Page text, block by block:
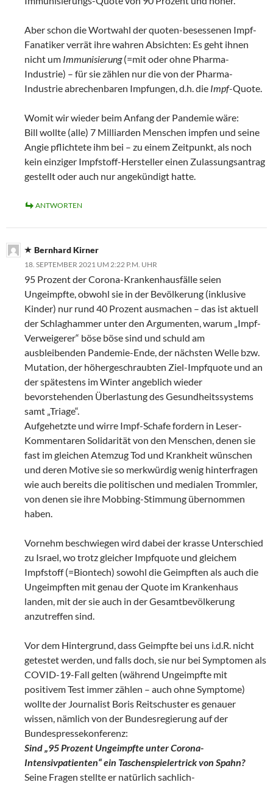
Aber schon die Wortwahl der quoten-besessenen Impf-
Fanatiker verrät ihre wahren Absichten: Es geht ihnen
nicht um Immunisierung(=mit oder ohne Pharma-
Industrie) – für sie zählen nur die von der Pharma-
Industrie abrechenbaren Impfungen, d.h. die Impf-Quote.
Womit wir wieder beim Anfang der Pandemie wäre:
Bill wollte (alle) 7 Milliarden Menschen impfen und seine
Angie pflichtete ihm bei – zu einem Zeitpunkt, als noch
kein einziger Impfstoff-Hersteller einen Zulassungsantrag
gestellt oder auch nur angekündigt hatte.
ANTWORTEN
Bernhard Kirner
18. SEPTEMBER 2021 UM 2:22 P.M. UHR
95 Prozent der Corona-Krankenhausfälle seien
Ungeimpfte, obwohl sie in der Bevölkerung (inklusive
Kinder) nur rund 40 Prozent ausmachen – das ist aktuell
der Schlaghammer unter den Argumenten, warum „Impf-
Verweigerer“ böse böse sind und schuld am
ausbleibenden Pandemie-Ende, der nächsten Welle bzw.
Mutation, der höhergeschraubten Ziel-Impfquote und an
der spätestens im Winter angeblich wieder
bevorstehenden Überlastung des Gesundheitssystems
samt „Triage“.
Aufgehetzte und wirre Impf-Schafe fordern in Leser-
Kommentaren Solidarität von den Menschen, denen sie
fast im gleichen Atemzug Tod und Krankheit wünschen
und deren Motive sie so merkwürdig wenig hinterfragen
wie auch bereits die politischen und medialen Trommler,
von denen sie ihre Mobbing-Stimmung übernommen
haben.
Vornehm beschwiegen wird dabei der krasse Unterschied
zu Israel, wo trotz gleicher Impfquote und gleichem
Impfstoff (=Biontech) sowohl die Geimpften als auch die
Ungeimpften mit genau der Quote im Krankenhaus
landen, mit der sie auch in der Gesamtbevölkerung
anzutreffen sind.
Vor dem Hintergrund, dass Geimpfte bei uns i.d.R. nicht
getestet werden, und falls doch, sie nur bei Symptomen als
COVID-19-Fall gelten (während Ungeimpfte mit
positivem Test immer zählen – auch ohne Symptome)
wollte der Journalist Boris Reitschuster es genauer
wissen, nämlich von der Bundesregierung auf der
Bundespressekonferenz:
Sind „95 Prozent Ungeimpfte unter Corona-
Intensivpatienten“ ein Taschenspielertrick von Spahn?
Seine Fragen stellte er natürlich sachlich-